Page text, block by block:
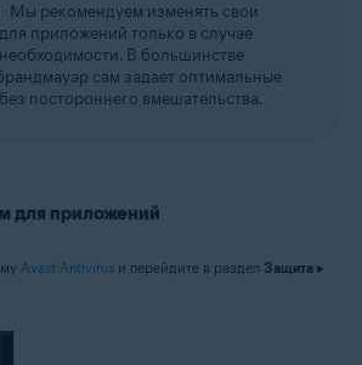
Мы рекомендуем изменять свои
приложений только в случае
В большинстве
сам задает оптимальные
постороннего вмешательства.
для приложений
Avast Antivirus и перейдите в раздел Защита ▸